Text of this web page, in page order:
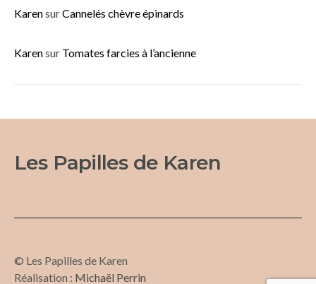
KarensurCannelés chèvre épinards
Karensur Tomates farcies à l’ancienne
Les Papilles de Karen
© Les Papilles de Karen
Réalisation : Michaël Perrin